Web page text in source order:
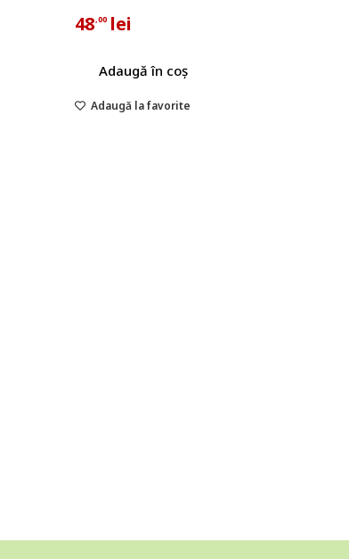
48,00 lei
Adaugă în coș
Adaugă la favorite